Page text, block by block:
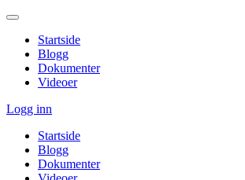
Startside
Blogg
Dokumenter
Videoer
Logg inn
Startside
Blogg
Dokumenter